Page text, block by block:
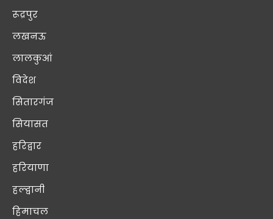
रूद्रपुर
लखनऊ
लालकुआं
विदेश
सितारगंज
सियासत
हरिद्वार
हरियाणा
हल्द्वानी
हिमाचल